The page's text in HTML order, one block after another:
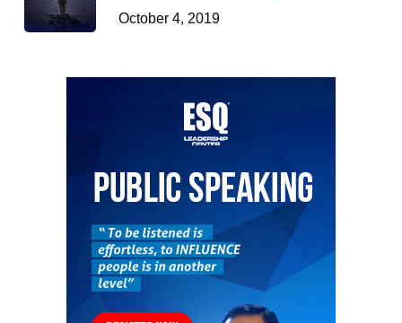
October 4, 2019